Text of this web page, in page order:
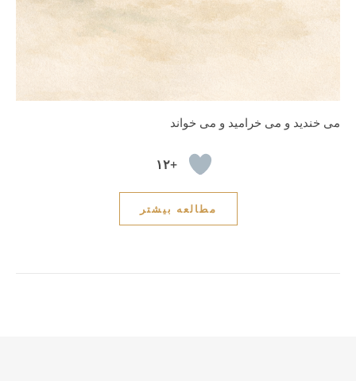
می خندید و می خرامید و می خواند
+۱۲
مطالعه بیشتر